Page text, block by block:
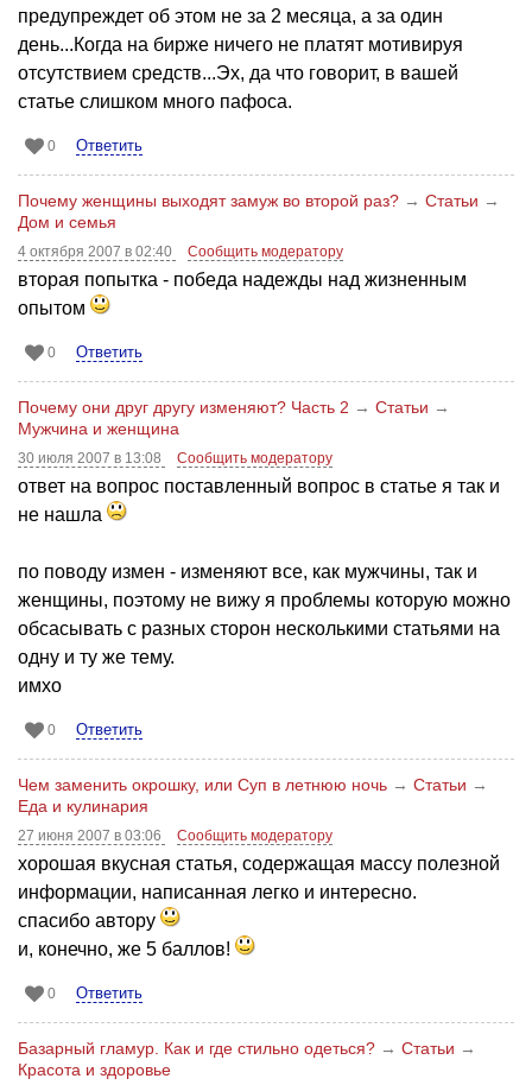
предупреждет об этом не за 2 месяца, а за один
день...Когда на бирже ничего не платят мотивируя
отсутствием средств...Эх, да что говорит, в вашей
статье слишком много пафоса.
0 Ответить
Почему женщины выходят замуж во второй раз? → Статьи →
Дом и семья
4 октября 2007 в 02:40 Сообщить модератору
вторая попытка - победа надежды над жизненным
опытом
0 Ответить
Почему они друг другу изменяют? Часть 2 → Статьи →
Мужчина и женщина
30 июля 2007 в 13:08 Сообщить модератору
ответ на вопрос поставленный вопрос в статье я так и
не нашла
по поводу измен - изменяют все, как мужчины, так и
женщины, поэтому не вижу я проблемы которую можно
обсасывать с разных сторон несколькими статьями на
одну и ту же тему.
имхо
0 Ответить
Чем заменить окрошку, или Суп в летнюю ночь → Статьи →
Еда и кулинария
27 июня 2007 в 03:06 Сообщить модератору
хорошая вкусная статья, содержащая массу полезной
информации, написанная легко и интересно.
спасибо автору
и, конечно, же 5 баллов!
0 Ответить
Базарный гламур. Как и где стильно одеться? → Статьи →
Красота и здоровье